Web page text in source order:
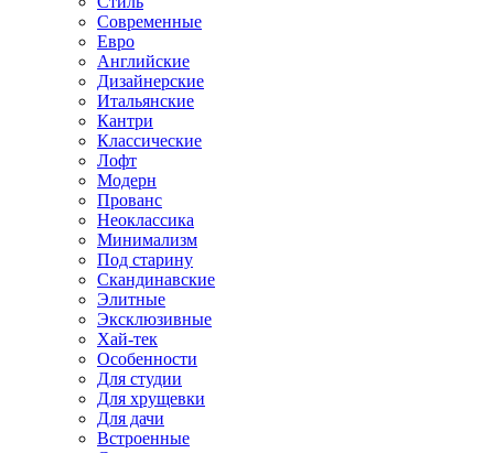
Современные
Евро
Английские
Дизайнерские
Итальянские
Кантри
Классические
Лофт
Модерн
Прованс
Неоклассика
Минимализм
Под старину
Скандинавские
Элитные
Эксклюзивные
Хай-тек
Особенности
Для студии
Для хрущевки
Для дачи
Встроенные